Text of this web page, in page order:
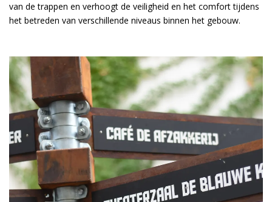
van de trappen en verhoogt de veiligheid en het comfort tijdens
het betreden van verschillende niveaus binnen het gebouw.